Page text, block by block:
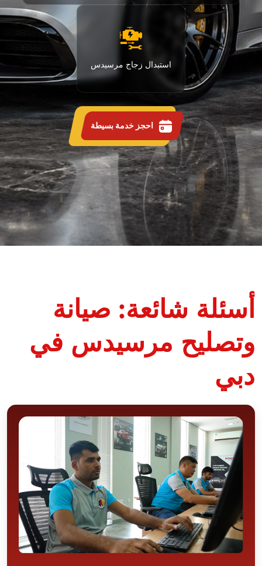
استبدال زجاج مرسيدس
احجز خدمة بسيطة
أسئلة شائعة: صيانة
وتصليح مرسيدس في
دبي